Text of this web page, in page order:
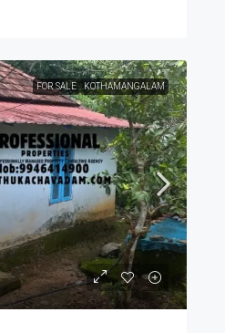
FOR SALE KOTHAMANGALAM